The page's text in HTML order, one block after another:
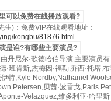
可以免费在线播放观看?
生)：免费VIP在线观看地址：
kongbu/81876.html
是谁?有哪些主要演员?
丹尼尔·歌德哈伯导演,主要演员
·班肯斯,杰梅因·福勒,乔西·托塔,布
伊特,Kyle Nordby,Nathaniel
Petersen,贝茜·波雷戈,Paris
Velazquez,维多利亚·哈里斯